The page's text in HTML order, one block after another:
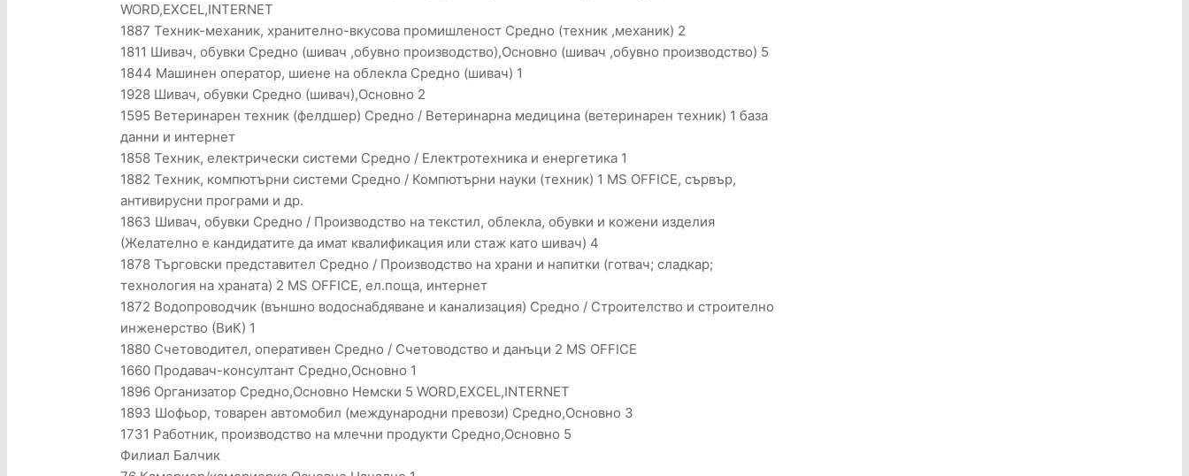
WORD,EXCEL,INTERNET
1887 Техник-механик, хранително-вкусова промишленост Средно (техник ,механик) 2
1811 Шивач, обувки Средно (шивач ,обувно производство),Основно (шивач ,обувно производство) 5
1844 Машинен оператор, шиене на облекла Средно (шивач) 1
1928 Шивач, обувки Средно (шивач),Основно 2
1595 Ветеринарен техник (фелдшер) Средно / Ветеринарна медицина (ветеринарен техник) 1 база
данни и интернет
1858 Техник, електрически системи Средно / Електротехника и енергетика 1
1882 Техник, компютърни системи Средно / Компютърни науки (техник) 1 MS OFFICE, сървър,
антивирусни програми и др.
1863 Шивач, обувки Средно / Производство на текстил, облекла, обувки и кожени изделия
(Желателно е кандидатите да имат квалификация или стаж като шивач) 4
1878 Търговски представител Средно / Производство на храни и напитки (готвач; сладкар;
технология на храната) 2 MS OFFICE, ел.поща, интернет
1872 Водопроводчик (външно водоснабдяване и канализация) Средно / Строителство и строително
инженерство (ВиК) 1
1880 Счетоводител, оперативен Средно / Счетоводство и данъци 2 MS OFFICE
1660 Продавач-консултант Средно,Основно 1
1896 Организатор Средно,Основно Немски 5 WORD,EXCEL,INTERNET
1893 Шофьор, товарен автомобил (международни превози) Средно,Основно 3
1731 Работник, производство на млечни продукти Средно,Основно 5
Филиал Балчик